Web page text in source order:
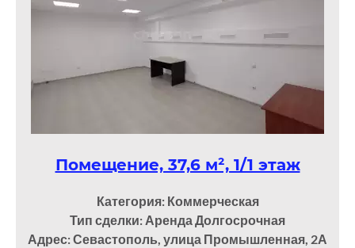
Помещение, 37,6 м², 1/1 этаж
Категория: Коммерческая
Тип сделки: Аренда Долгосрочная
Адрес: Севастополь, улица Промышленная, 2А